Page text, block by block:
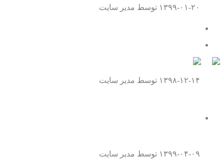
۱۳۹۹-۰۱-۲۰ توسط مدیر سایت
۱۳۹۸-۱۲-۱۴ توسط مدیر سایت
۱۳۹۹-۰۴-۰۹ توسط مدیر سایت